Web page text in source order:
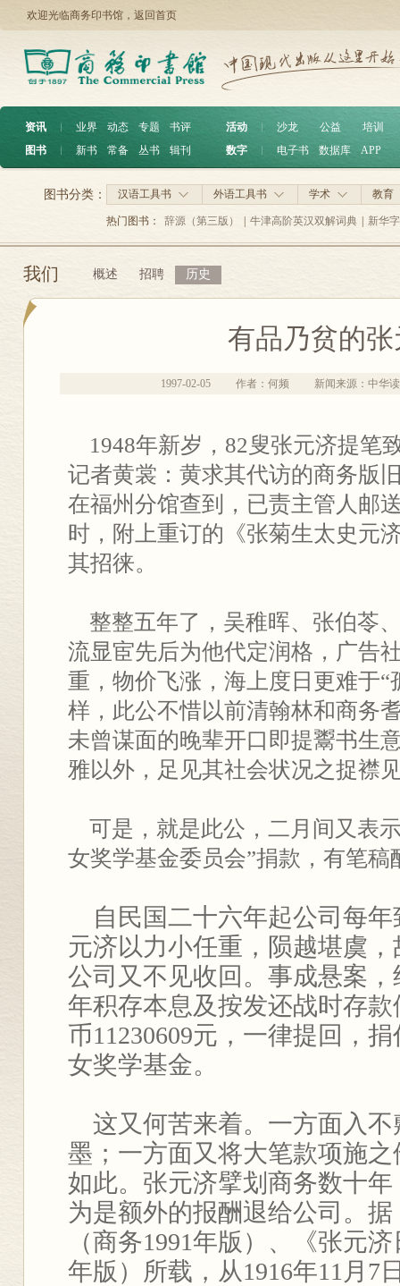
欢迎光临商务印书馆， 返回首页
资讯 ︱ 业界 动态 专题
书评
图书
︱ 新书 常备 丛书 辑刊
活动 沙龙 公益
培训
数字
电子书 数据库 APP
汉语工具书 外语工具书 学术 教育
图书分类：
热门图书： 辞源（第三版） 牛津高阶英汉双解词典 新华
我们 概述 招聘 历史
有品乃贫的
1997-02-05 作者：何频 新闻来源：中华
1948年新岁，82叟张元济提笔
记者黄裳：黄求其代访的商务版
在福州分馆查到，已责主管人邮
时，附上重订的《张菊生太史元
其招徕。
整整五年了，吴稚晖、张伯苓
流显宦先后为他代定润格，广告
重，物价飞涨，海上度日更难于“
样，此公不惜以前清翰林和商务
未曾谋面的晚辈开口即提鬻书生
雅以外，足见其社会状况之捉襟
可是，就是此公，二月间又表
女奖学基金委员会”捐款，有笔
自民国二十六年起公司每年
元济以力小任重，陨越堪虞
公司又不见收回。事成悬案
年积存本息及按发还战时存
币11230609元，一律提回，
女奖学基金。
这又何苦来着。一方面入不
墨；一方面又将大笔款项施
如此。张元济擘划商务数十
为是额外的报酬退给公司。
（商务1991年版）、《张元
年版）所载，从1916年11月7